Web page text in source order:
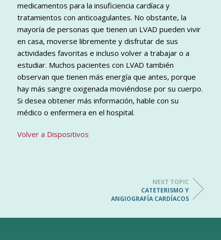
medicamentos para la insuficiencia cardíaca y
tratamientos con anticoagulantes. No obstante, la
mayoría de personas que tienen un LVAD pueden vivir
en casa, moverse libremente y disfrutar de sus
actividades favoritas e incluso volver a trabajar o a
estudiar. Muchos pacientes con LVAD también
observan que tienen más energía que antes, porque
hay más sangre oxigenada moviéndose por su cuerpo.
Si desea obtener más información, hable con su
médico o enfermera en el hospital.
Volver a Dispositivos
NEXT TOPIC
CATETERISMO Y
ANGIOGRAFÍA CARDÍACOS